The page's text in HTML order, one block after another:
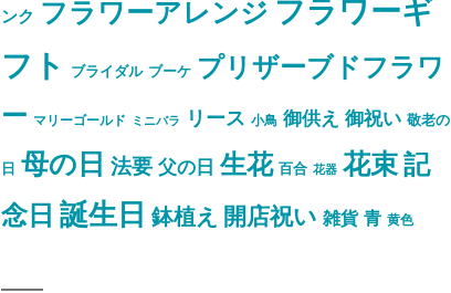
ンク フラワーアレンジ フラワーギ
フト
ブライダル ブーケ プリザーブドフラワ
ー マリーゴールド ミニバラ リース 小鳥 御供え 御祝い 敬老の
日 母の日 法要 父の日 生花 百合 花器 花束記
念日 誕生日 鉢植え 開店祝い 雑貨 青 黄色